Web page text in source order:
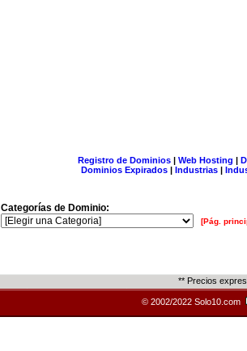
Registro de Dominios| Web Hosting |
Dominios Expirados | Industrias |
Categorías de Dominio:
[Pág.
** Precios
© 2002/2022 Solo10.com